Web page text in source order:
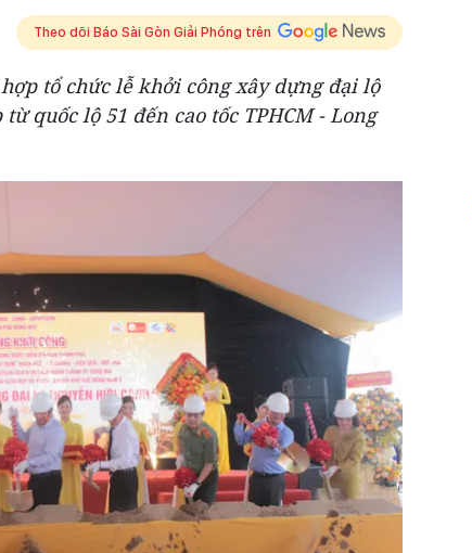
Theo dõi Báo Sài Gòn Giải Phóng trên
tổ chức lễ khởi công xây dựng đại lộ
quốc lộ 51 đến cao tốc TPHCM - Long